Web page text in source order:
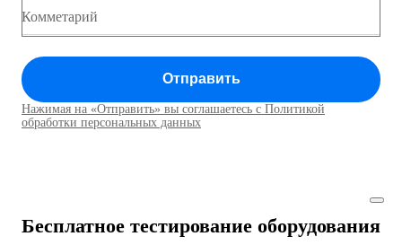
Коммутатор доступа MES1428
Коммутаторы доступа01
Коммутатор доступа MES1428
Комметарий
Отправить
Нажимая на «Отправить» вы соглашаетесь с Политикой
обработки персональных данных
Бесплатное тестирование оборудования